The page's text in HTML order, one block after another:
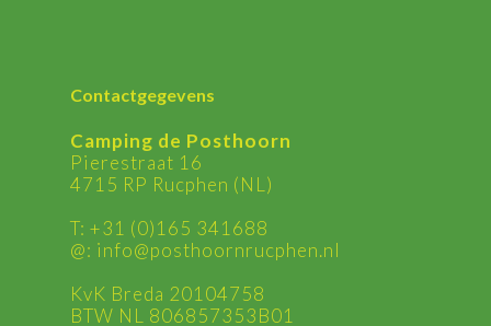
Contactgegevens
Camping de Posthoorn
Pierestraat 16
4715 RP Rucphen (NL)
T: +31 (0)165 341688
@: ln.nehpcurnroohtsop@ofni
KvK Breda 20104758
BTW NL 806857353B01